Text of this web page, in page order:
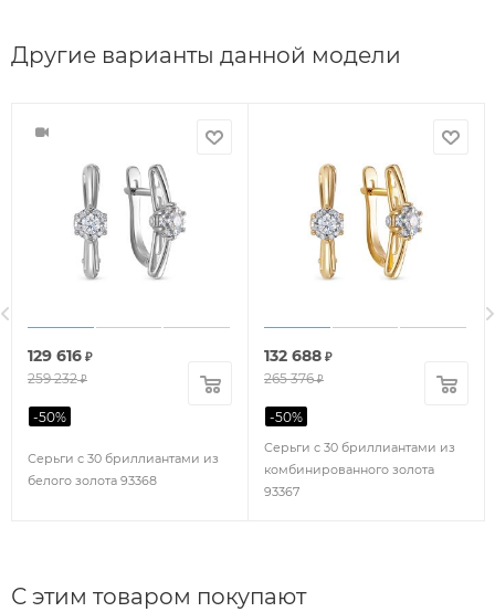
Другие варианты данной модели
Серьги с 30 бриллиантами из
белого золота 93368
129 616 ₽
259 232₽
-50%
Серьги с 30 бриллиантами из
комбинированного золота
93367
132 688 ₽
265 376₽
-50%
С этим товаром покупают